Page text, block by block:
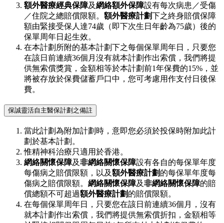
額外醫療經典保障及網絡額外保障設有每次病患／受傷
／住院之總賠償限額。 額外醫療計劃下之終身賠償保障
額由緊接受保人達74歲（即下次生日年齡為75歲）後的
保單周年日起生效。
在本計劃所附的基本計劃下之每個保單周年日，只要您
在該日前連續36個月沒有就本計劃作出索償，我們將提
供無索償獎賞，金額相等於本計劃前1年保費的15%，並
將被存放於保費儲蓄戶口中，您可考慮用作支付日後保
費。
保誠靈活自主醫保計劃之備註
當此計劃為附加計劃時，意即您必須於投保時附加此計
劃於基本計劃。
惟精神科治療只適用於香港。
網絡關懷保障及非網絡關懷保障設有各自的每保單年度
每傷病之賠償限額，以及額外醫療計劃 的每保單年度每
傷病之賠償限額。 網絡關懷保障及非網絡關懷保障的賠
償總額不可超過額外醫療計劃 的賠償限額。
在每個保單周年日，只要您在該日前連續36個月，沒有
就本計劃作出索償，我們將提供無索償折扣，金額相等